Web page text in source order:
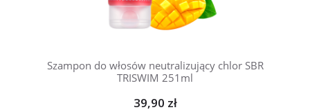
Szampon do włosów neutralizujący chlor SBR
TRISWIM 251ml
39,90 zł